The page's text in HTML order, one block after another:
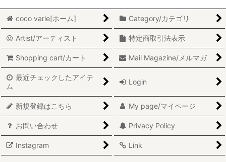
coco varie[ホーム] Category/カテゴリ
Artist/アーティスト 特定商取引法表示
Shopping cart/カート Mail Magazine/メルマガ
最近チェックしたアイテ
ム
Login
新規登録はこちら My page/マイページ
お問い合わせ Privacy Policy
Instagram Link